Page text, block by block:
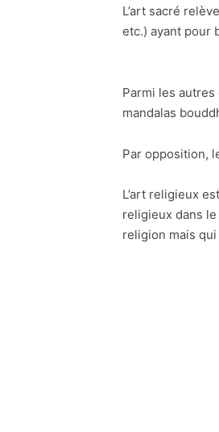
L’art sacré
etc.) ayant pour
Parmi les
mandalas
Par opposition,
L’art religieux
religieux dans
religion mais